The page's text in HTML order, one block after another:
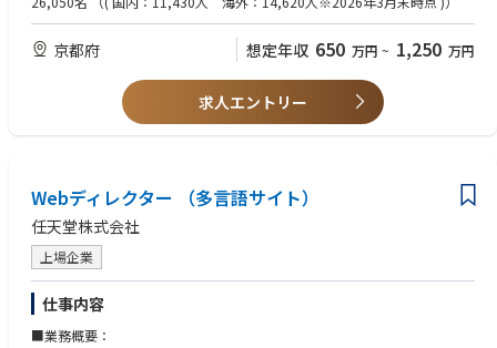
ます。
・新会社の役員秘書機能、取締役会運営支援、ガバナンス関連プロセスを
一から構築するため、既存ルールの運用だけでなく、自ら仕組みを設計す
る経験を積むことができます。
・製造業としての実体ある事業基盤、グローバルな顧客基盤、世界トップ
クラスの製品群を持つ会社で、企業変革フェーズの中核に近い立場で働く
ナンス、経営企画、広報、全社プロジェクト推進など、コーポレート中核
機能へキャリアを広げることが可能です。
◆部・チームの業務概要
配属先は、Aratas株式会社のプロジェクト推進室です。
プロジェクト推進室は、独立企業として新たに必要となるコーポレート機
能のうち、役員秘書機能、取締役会運営支援、広報機能、全社横断重要プ
は、株主、取締役会、経営陣、事業部門、市場・顧客、社内プロジェクト
・社内取締役、社外取締役のスケジュール調整、会議設定、日程管理
・取締役会、経営会議、株主・社外取締役との会議等の調整・案内
・会議資料の準備依頼、回収、体裁確認、共有、事前送付
・役員の業務遂行に必要な各種サポート
・社外取締役や株主関係者からの問い合わせ対応窓口
・取締役会後のアクションアイテム管理、フォローアップ支援
・株主、社外取締役、監査役等とのコミュニケーション支援
・その他、役員・取締役会運営に関する業務全般
※担当範囲は、ご経験・専門性を踏まえて相談のうえ決定します。秘書業
務をベースとしつつ、取締役会事務局・経営管理・コーポレートガバナン
ス関連業務へ領域を広げていただくことを期待しています。
◆具体的な仕事内容に対しての期待する成果
・機密情報を扱う部門での業務経験
・経営企画、総務、法務、広報、IR、コーポレート部門等での経営層サポ
ート経験
※上場企業、大手企業、製造業、PEファンド投資先企業、グローバル企業
等での役員対応経験がある方は特に歓迎します。
ビジネスマナー、文章力、調整力
・複数の関係者・会議・タスクを同時に管理できるスケジュール管理力、
段取り力
・機密情報を適切に取り扱える高い倫理観、守秘義務意識
・会議体運営に必要な資料準備、議事録、関係者連絡、タスクフォローの
実務スキル
・Word、Excel、PowerPoint、Outlook、Teams等の基本的なPCスキル
・曖昧な状況でも自ら課題を整理し、必要なプロセスを構築できる力
京都府 想定年収 650 万円 ~ 1,250 万円
求人エントリー
Webディレクター （多言語サイト）
任天堂株式会社
上場企業
仕事内容
■業務概要：